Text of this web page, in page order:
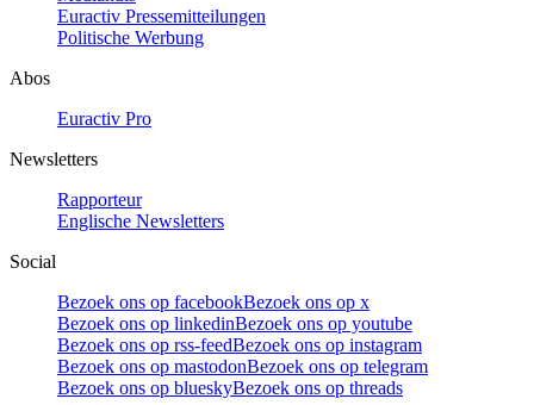
Euractiv Pressemitteilungen
Politische Werbung
Abos
Euractiv Pro
Newsletters
Rapporteur
Englische Newsletters
Social
Bezoek ons op facebookBezoek ons op x
Bezoek ons op linkedinBezoek ons op youtube
Bezoek ons op rss-feedBezoek ons op instagram
Bezoek ons op mastodonBezoek ons op telegram
Bezoek ons op blueskyBezoek ons op threads